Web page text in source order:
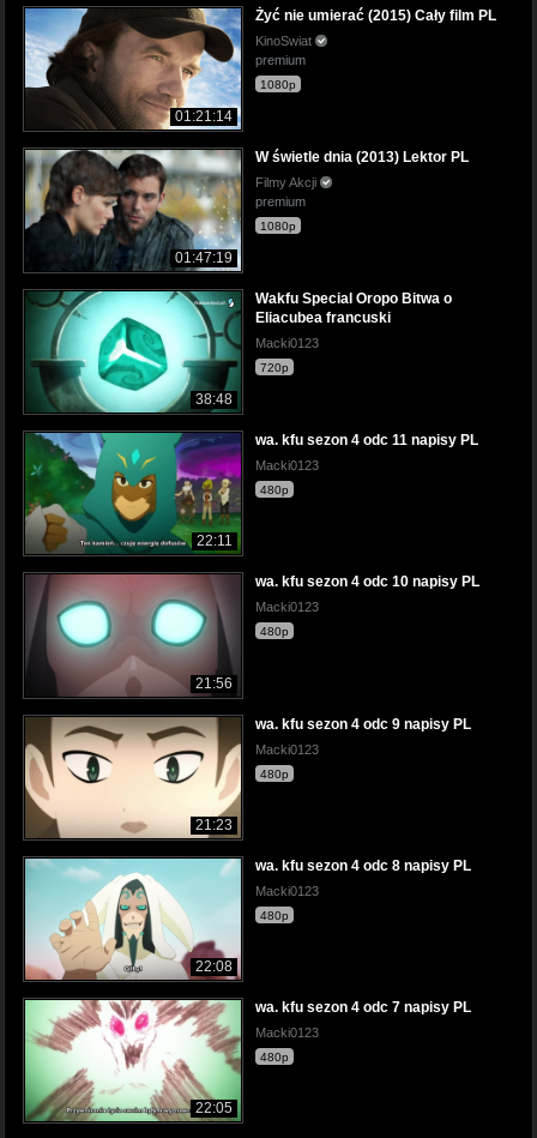
01:21:14
Żyć nie umierać (2015) Cały film PL
KinoSwiat
premium
1080p
01:47:19
W świetle dnia (2013) Lektor PL
Filmy Akcji
premium
1080p
38:48
Wakfu Special Oropo Bitwa o
Eliacubea francuski
Macki0123
720p
22:11
wa. kfu sezon 4 odc 11 napisy PL
Macki0123
480p
21:56
wa. kfu sezon 4 odc 10 napisy PL
Macki0123
480p
21:23
wa. kfu sezon 4 odc 9 napisy PL
Macki0123
480p
22:08
wa. kfu sezon 4 odc 8 napisy PL
Macki0123
480p
22:05
wa. kfu sezon 4 odc 7 napisy PL
Macki0123
480p